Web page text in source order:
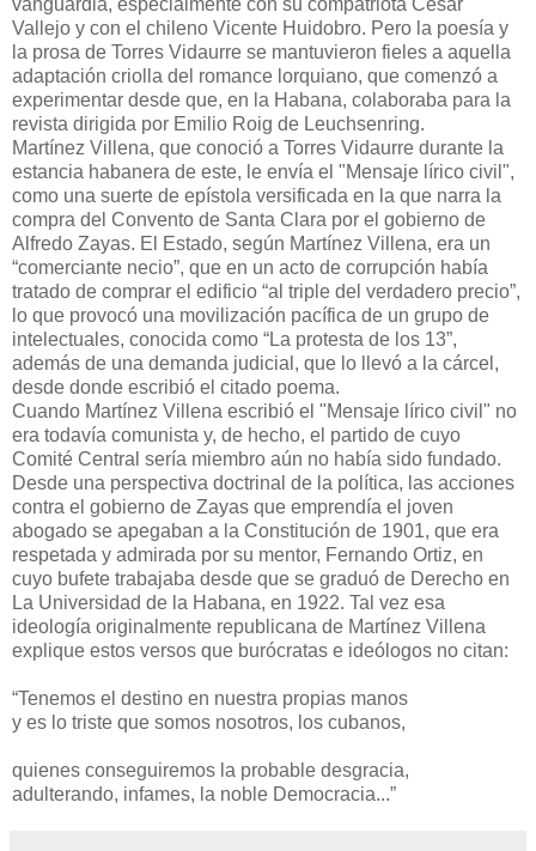
vanguardia, especialmente con su compatriota César
Vallejo y con el chileno Vicente Huidobro. Pero la poesía y
la prosa de Torres Vidaurre se mantuvieron fieles a aquella
adaptación criolla del romance lorquiano, que comenzó a
experimentar desde que, en la Habana, colaboraba para la
revista dirigida por Emilio Roig de Leuchsenring.
Martínez Villena, que conoció a Torres Vidaurre durante la
estancia habanera de este, le envía el "Mensaje lírico civil",
como una suerte de epístola versificada en la que narra la
compra del Convento de Santa Clara por el gobierno de
Alfredo Zayas. El Estado, según Martínez Villena, era un
“comerciante necio”, que en un acto de corrupción había
tratado de comprar el edificio “al triple del verdadero precio”,
lo que provocó una movilización pacífica de un grupo de
intelectuales, conocida como “La protesta de los 13”,
además de una demanda judicial, que lo llevó a la cárcel,
desde donde escribió el citado poema.
Cuando Martínez Villena escribió el "Mensaje lírico civil" no
era todavía comunista y, de hecho, el partido de cuyo
Comité Central sería miembro aún no había sido fundado.
Desde una perspectiva doctrinal de la política, las acciones
contra el gobierno de Zayas que emprendía el joven
abogado se apegaban a la Constitución de 1901, que era
respetada y admirada por su mentor, Fernando Ortiz, en
cuyo bufete trabajaba desde que se graduó de Derecho en
La Universidad de la Habana, en 1922. Tal vez esa
ideología originalmente republicana de Martínez Villena
explique estos versos que burócratas e ideólogos no citan:
“Tenemos el destino en nuestra propias manos
y es lo triste que somos nosotros, los cubanos,
quienes conseguiremos la probable desgracia,
adulterando, infames, la noble Democracia...”